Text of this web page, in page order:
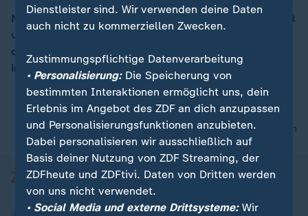
Noch ist wenig Offizielles zur Hochzeit von Taylor Swift
und Travis Kelce bekannt. Nun verdichten sich jedoch
die Hinweise darauf, dass die Feier schon Anfang Juli
in New York stattfinden könnte.
nach oben
Dienstleister sind. Wir verwenden deine Daten
auch nicht zu kommerziellen Zwecken.
Zustimmungspflichtige Datenverarbeitung
• Personalisierung:Die Speicherung von
bestimmten Interaktionen ermöglicht uns, dein
Erlebnis im Angebot des ZDF an dich anzupassen
und Personalisierungsfunktionen anzubieten.
Dabei personalisieren wir ausschließlich auf
Basis deiner Nutzung von ZDF Streaming, der
ZDFheute und ZDFtivi. Daten von Dritten werden
von uns nicht verwendet.
• Social Media und externe Drittsysteme:Wir